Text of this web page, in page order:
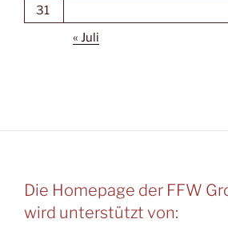
31
« Juli
Die Homepage der FFW
wird unterstützt von: